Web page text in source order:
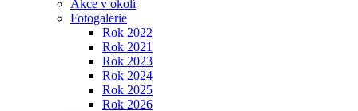
Akce v okolí
Fotogalerie
Rok 2022
Rok 2021
Rok 2023
Rok 2024
Rok 2025
Rok 2026